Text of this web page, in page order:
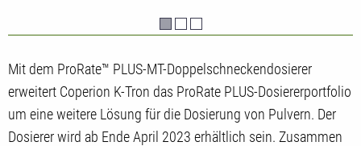
Mit dem ProRate™ PLUS-MT-Doppelschneckendosierer
erweitert Coperion K-Tron das ProRate PLUS-Dosiererportfolio
um eine weitere Lösung für die Dosierung von Pulvern. Der
Dosierer wird ab Ende April 2023 erhältlich sein. Zusammen